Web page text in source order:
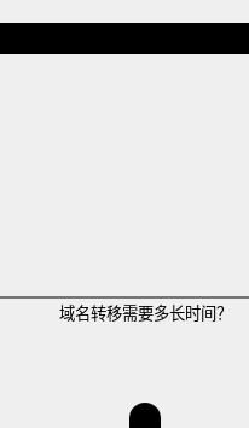
域名转移需要多长时间？